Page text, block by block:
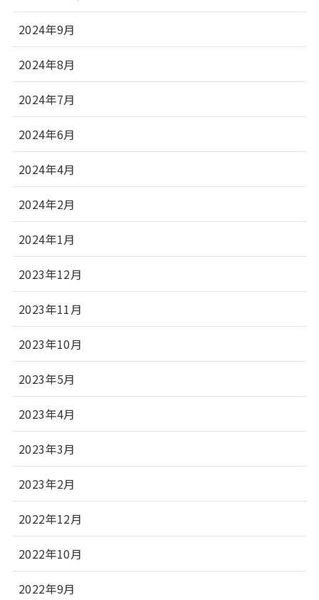
2024年9月
2024年8月
2024年7月
2024年6月
2024年4月
2024年2月
2024年1月
2023年12月
2023年11月
2023年10月
2023年5月
2023年4月
2023年3月
2023年2月
2022年12月
2022年10月
2022年9月